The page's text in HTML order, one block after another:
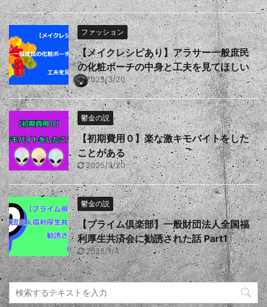
ファッション
【メイクレシピあり】アラサー一般庶民
の化粧ポーチの中身と工夫を見てほしい
2025/3/20
鬱金の説
【初期費用０】楽な激キモバイトをした
ことがある
2025/3/20
鬱金の説
【プライム倶楽部】一般財団法人全国福
利厚生共済会に勧誘された話 Part1
2025/1/4